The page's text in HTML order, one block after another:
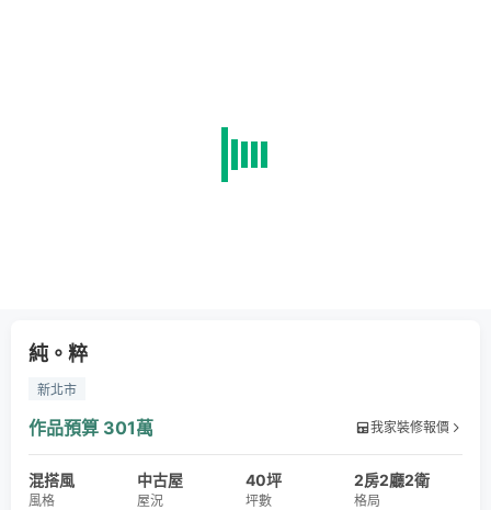
純。粹
新北市
作品預算 301萬 我家裝修報價
混搭風
風格
中古屋
屋況
40坪
坪數
2房2廳2衛
格局